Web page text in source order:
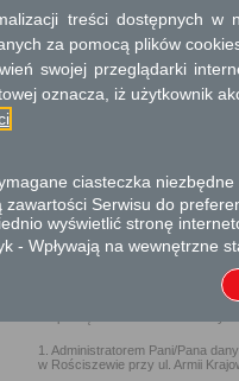
Przedmiotem wniosku
usprawnienie pracy i
Organ właściwy dla
miesiąca.
Ustawa z dnia 21
Ochrona danych osobowych
Zgodnie z art. 13 ust. 1 i 2
nr 2016/679 z dnia 27 kwietnia
z przetwarzaniem danych
1. Administratorem Pani/Pana
w Rościszewie przy ul. Armii
treści dostępnych w
za pomocą plików
swojej przeglądarki
oznacza, iż użytkownik
ciasteczka
zawartości Serwisu do
wyświetlić stronę
- Wpływają na wewnętrzne